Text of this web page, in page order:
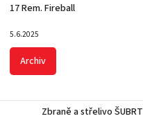
17 Rem. Fireball
5.6.2025
Archiv
Zbraně a střelivo ŠUBRT